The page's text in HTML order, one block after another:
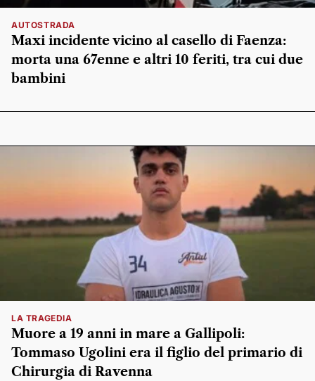
AUTOSTRADA
Maxi incidente vicino al casello di Faenza:
morta una 67enne e altri 10 feriti, tra cui due
bambini
LA TRAGEDIA
Muore a 19 anni in mare a Gallipoli:
Tommaso Ugolini era il figlio del primario di
Chirurgia di Ravenna